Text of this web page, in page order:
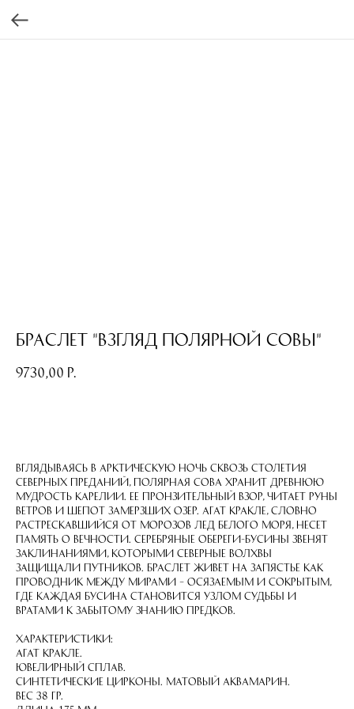
Браслет "Взгляд полярной совы"
9730,00 р.
Вглядываясь в арктическую ночь сквозь столетия
северных преданий, полярная сова хранит древнюю
мудрость Карелии. Ее пронзительный взор, читает руны
ветров и шепот замерзших озер. Агат кракле, словно
растрескавшийся от морозов лед Белого моря, несет
память о вечности. Серебряные обереги-бусины звенят
заклинаниями, которыми северные волхвы
защищали путников. Браслет живет на запястье как
проводник между мирами – осязаемым и сокрытым,
где каждая бусина становится узлом судьбы и
вратами к забытому знанию предков.
Характеристики:
Агат кракле.
Ювелирный сплав.
Синтетические цирконы. матовый аквамарин.
Вес 38 гр.